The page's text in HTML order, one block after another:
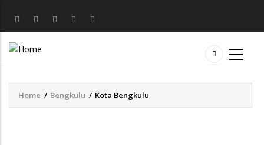
Breadcrumb
Home / Bengkulu / Kota Bengkulu